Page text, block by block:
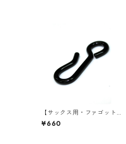
【サックス用・ファゴット
用】S字フック
¥660